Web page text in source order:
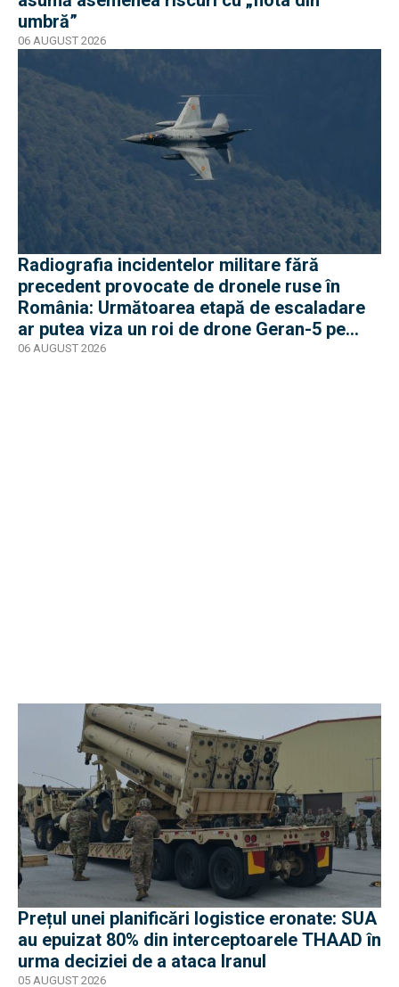
umbră”
06 AUGUST 2026
Radiografia incidentelor militare fără
precedent provocate de dronele ruse în
România: Următoarea etapă de escaladare
ar putea viza un roi de drone Geran-5 pe
direcția Galați-Reni
06 AUGUST 2026
Prețul unei planificări logistice eronate: SUA
au epuizat 80% din interceptoarele THAAD în
urma deciziei de a ataca Iranul
05 AUGUST 2026